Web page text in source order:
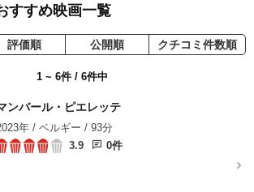
すすめ映画一覧
評価順 公開順 クチコミ件数順
1 ~ 6件 / 6件中
ンバール・ピエレッテ
年 / ベルギー / 93分
3.9
0件